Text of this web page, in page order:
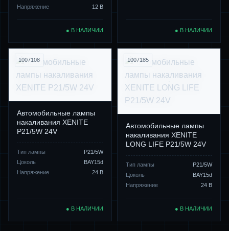
Напряжение
12 В
● В НАЛИЧИИ ● В НАЛИЧИИ
1007108
Автомобильные лампы
накаливания XENITE
P21/5W 24V
Тип лампы
P21/5W
Цоколь
BAY15d
Напряжение
24 В
● В НАЛИЧИИ
1007185
Автомобильные лампы
накаливания XENITE
LONG LIFE P21/5W 24V
Тип лампы
P21/5W
Цоколь
BAY15d
Напряжение
24 В
● В НАЛИЧИИ